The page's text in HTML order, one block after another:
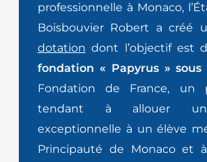
professionnelle à Monaco,
Boisbouvier Robert a créé
dotation dont l’objectif est
fondation « Papyrus » sous
Fondation de France, un
tendant à allouer
exceptionnelle à un élève
Principauté de Monaco et